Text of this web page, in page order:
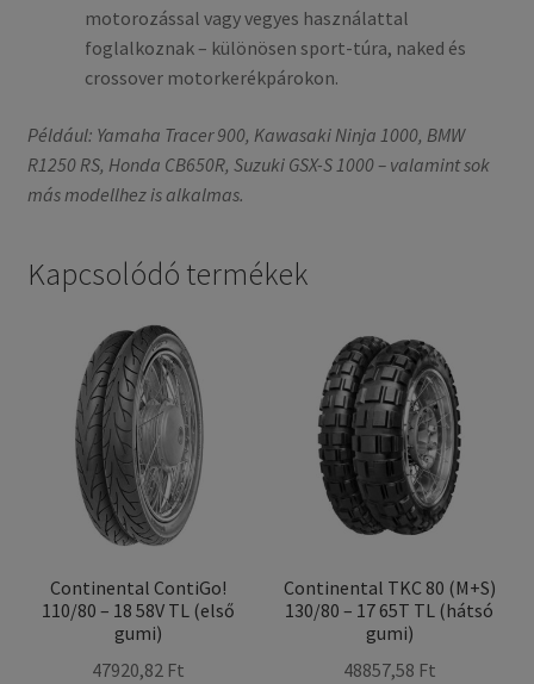
motorozással vagy vegyes használattal
foglalkoznak – különösen sport-túra, naked és
crossover motorkerékpárokon.
Például: Yamaha Tracer 900, Kawasaki Ninja 1000, BMW
R1250 RS, Honda CB650R, Suzuki GSX-S 1000 – valamint sok
más modellhez is alkalmas.
Kapcsolódó termékek
Continental ContiGo!
110/80 – 18 58V TL (első
gumi)
47920,82 Ft
Continental TKC 80 (M+S)
130/80 – 17 65T TL (hátsó
gumi)
48857,58 Ft